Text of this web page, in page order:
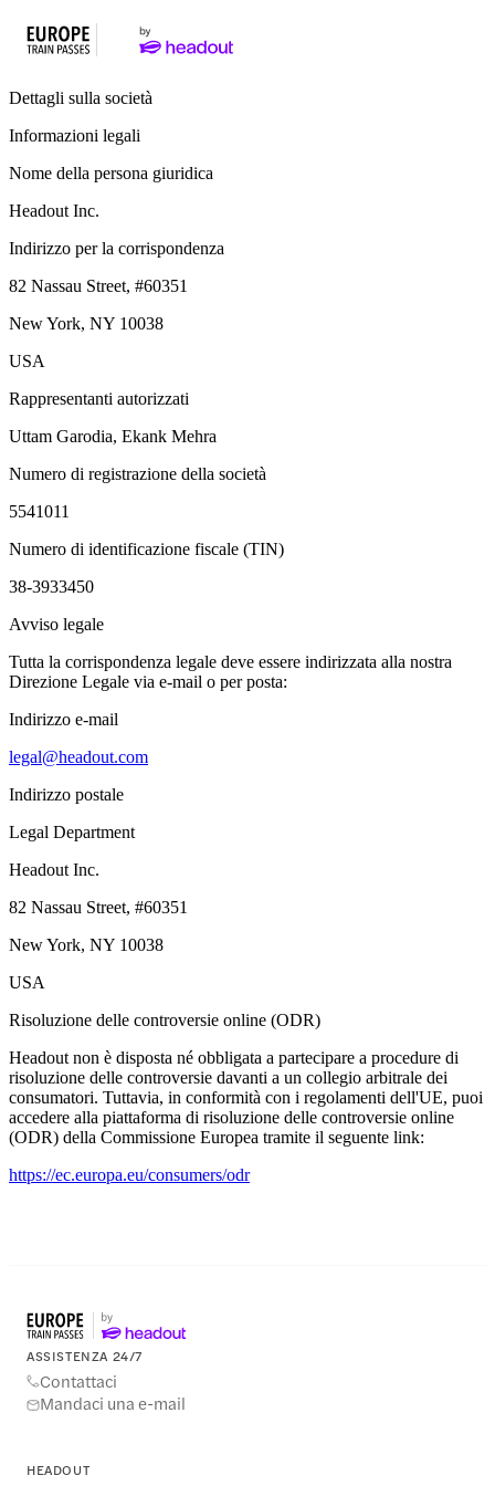
Dettagli sulla società
Informazioni legali
Nome della persona giuridica
Headout Inc.
Indirizzo per la corrispondenza
82 Nassau Street, #60351
New York, NY 10038
USA
Rappresentanti autorizzati
Uttam Garodia, Ekank Mehra
Numero di registrazione della società
5541011
Numero di identificazione fiscale (TIN)
38-3933450
Avviso legale
Tutta la corrispondenza legale deve essere indirizzata alla nostra
Direzione Legale via e-mail o per posta:
Indirizzo e-mail
legal@headout.com
Indirizzo postale
Legal Department
Headout Inc.
82 Nassau Street, #60351
New York, NY 10038
USA
Risoluzione delle controversie online (ODR)
Headout non è disposta né obbligata a partecipare a procedure di
risoluzione delle controversie davanti a un collegio arbitrale dei
consumatori. Tuttavia, in conformità con i regolamenti dell'UE, puoi
accedere alla piattaforma di risoluzione delle controversie online
(ODR) della Commissione Europea tramite il seguente link:
https://ec.europa.eu/consumers/odr
ASSISTENZA 24/7
Contattaci
Mandaci una e-mail
HEADOUT